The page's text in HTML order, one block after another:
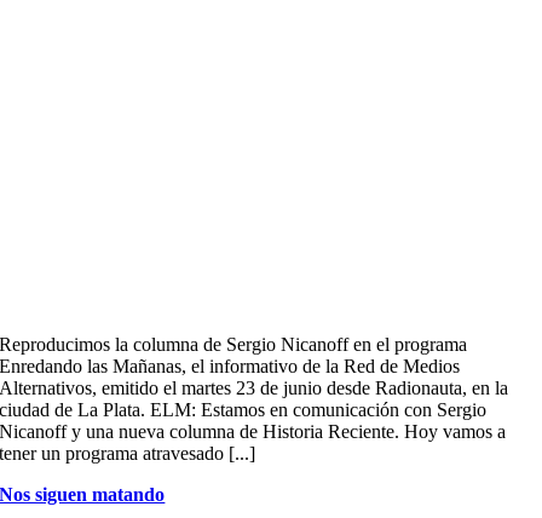
Reproducimos la columna de Sergio Nicanoff en el programa
Enredando las Mañanas, el informativo de la Red de Medios
Alternativos, emitido el martes 23 de junio desde Radionauta, en la
ciudad de La Plata. ELM: Estamos en comunicación con Sergio
Nicanoff y una nueva columna de Historia Reciente. Hoy vamos a
tener un programa atravesado [...]
Nos siguen matando